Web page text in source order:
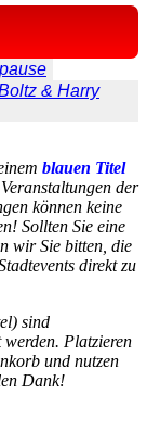
& Harry
blauen Titel
der
können keine
Sollten Sie eine
wir Sie bitten, die
direkt zu
sind
Platzieren
und nutzen
Dank!